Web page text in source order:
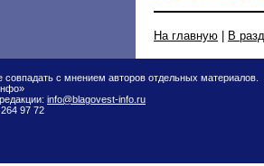
На главную | В
с мнением авторов отдельных материалов.
info@blagovest-info.ru
97 72